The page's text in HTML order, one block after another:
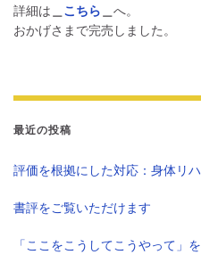
詳細は
こちら
へ。
おかげさまで完売しました。
最近の投稿
評価を根拠にした対応：身体リハ
書評をご覧いただけます
「ここをこうしてこうやって」